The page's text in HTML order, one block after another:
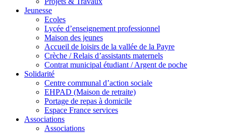
Jeunesse
Ecoles
Lycée d’enseignement professionnel
Maison des jeunes
Accueil de loisirs de la vallée de la Payre
Crèche / Relais d’assistants maternels
Contrat municipal étudiant / Argent de poche
Solidarité
Centre communal d’action sociale
EHPAD (Maison de retraite)
Portage de repas à domicile
Espace France services
Associations
Associations